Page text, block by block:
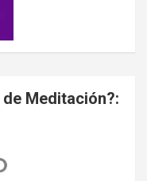
Meditación?: